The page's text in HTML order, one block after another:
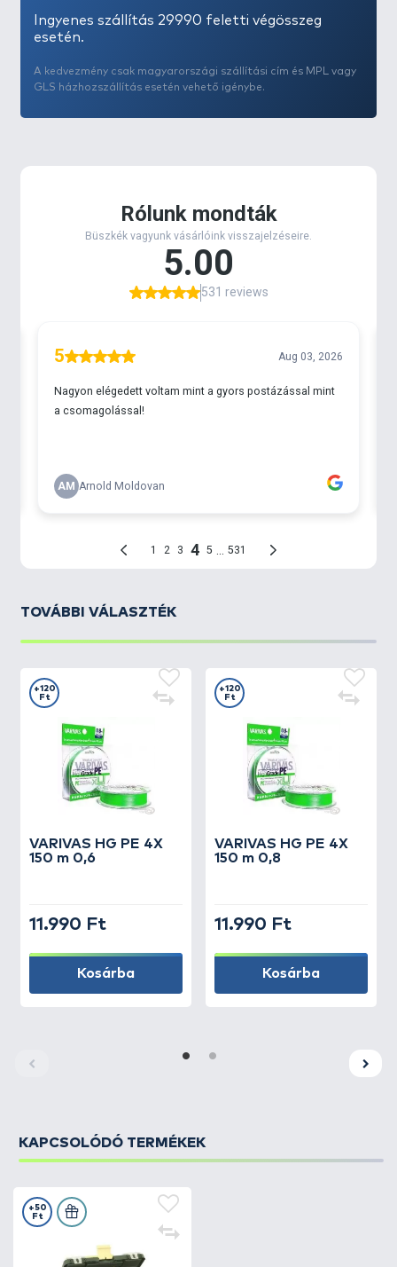
Ingyenes szállítás 29990 feletti végösszeg
esetén.
A kedvezmény csak magyarországi szállítási cím és MPL vagy
GLS házhozszállítás esetén vehető igénybe.
TOVÁBBI VÁLASZTÉK
VARIVAS HG PE 4X
150 m 0,6
+120
Ft
11.990 Ft
Kosárba
VARIVAS HG PE 4X
150 m 0,8
+120
Ft
11.990 Ft
Kosárba
KAPCSOLÓDÓ TERMÉKEK
+50
Ft